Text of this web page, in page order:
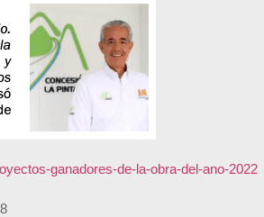
ganadores-de-la-obra-del-ano-2022